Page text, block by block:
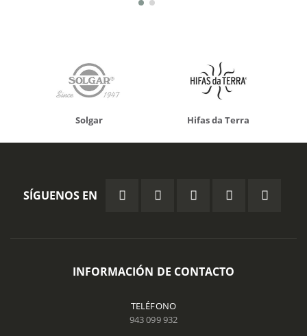
Solgar Hifas da Terra
SÍGUENOS EN
INFORMACIÓN DE CONTACTO
TELÉFONO
943 099 932